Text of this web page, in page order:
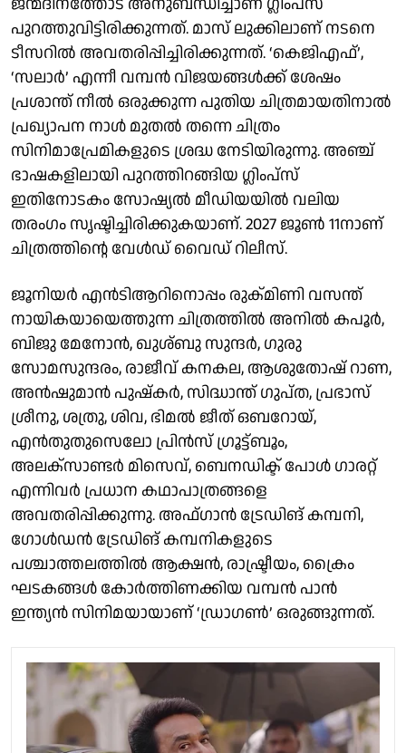
പുറത്തുവിട്ടിരിക്കുന്നത്. മാസ് ലുക്കിലാണ് നടനെ
ടീസറിൽ അവതരിപ്പിച്ചിരിക്കുന്നത്. ‘കെജിഎഫ്’,
‘സലാർ’ എന്നീ വമ്പൻ വിജയങ്ങൾക്ക് ശേഷം
പ്രശാന്ത് നീൽ ഒരുക്കുന്ന പുതിയ ചിത്രമായതിനാൽ
പ്രഖ്യാപന നാൾ മുതൽ തന്നെ ചിത്രം
സിനിമാപ്രേമികളുടെ ശ്രദ്ധ നേടിയിരുന്നു. അഞ്ച്
ഭാഷകളിലായി പുറത്തിറങ്ങിയ ഗ്ലിംപ്‌സ്
ഇതിനോടകം സോഷ്യൽ മീഡിയയിൽ വലിയ
തരംഗം സൃഷ്ടിച്ചിരിക്കുകയാണ്. 2027 ജൂൺ 11നാണ്
ചിത്രത്തിന്റെ വേൾഡ് വൈഡ് റിലീസ്‌.
ജൂനിയർ എൻടിആറിനൊപ്പം രുക്മിണി വസന്ത്
നായികയായെത്തുന്ന ചിത്രത്തിൽ അനിൽ കപൂർ,
ബിജു മേനോൻ, ഖുശ്ബു സുന്ദർ, ഗുരു
സോമസുന്ദരം, രാജീവ് കനകല, ആശുതോഷ് റാണ,
അൻഷുമാൻ പുഷ്കർ, സിദ്ധാന്ത് ഗുപ്ത, പ്രഭാസ്
ശ്രീനു, ശത്രു, ശിവ, ഭിമൽ ജീത് ഒബറോയ്,
എൻതുതുസെലോ പ്രിൻസ് ഗ്രൂട്ട്‌ബൂം,
അലക്സാണ്ടർ മിസെവ്, ബെനഡിക്ട് പോൾ ഗാരറ്റ്
എന്നിവർ പ്രധാന കഥാപാത്രങ്ങളെ
അവതരിപ്പിക്കുന്നു. അഫ്ഗാൻ ട്രേഡിങ് കമ്പനി,
ഗോൾഡൻ ട്രേഡിങ് കമ്പനികളുടെ
പശ്ചാത്തലത്തിൽ ആക്ഷൻ, രാഷ്ട്രീയം, ക്രൈം
ഘടകങ്ങൾ കോർത്തിണക്കിയ വമ്പൻ പാൻ
ഇന്ത്യൻ സിനിമയായാണ് ‘ഡ്രാഗൺ’ ഒരുങ്ങുന്നത്.